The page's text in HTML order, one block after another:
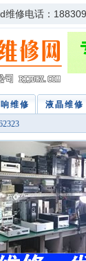
维修电话：
维修 液晶维修
心电话